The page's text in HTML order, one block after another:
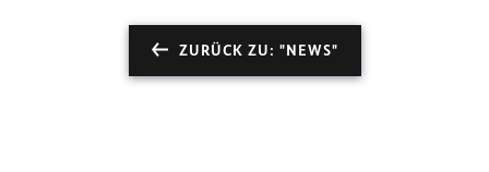
ZURÜCK ZU: "NEWS"